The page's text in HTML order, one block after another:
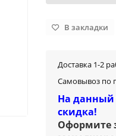
В закладки
Доставка 1-2
Самовывоз по
На данный
скидка!
Оформите